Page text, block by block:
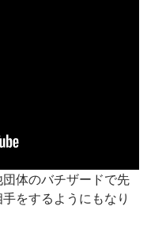
体のバチザードで先
をするようにもなり